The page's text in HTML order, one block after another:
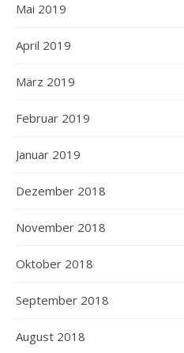
Mai 2019
April 2019
März 2019
Februar 2019
Januar 2019
Dezember 2018
November 2018
Oktober 2018
September 2018
August 2018